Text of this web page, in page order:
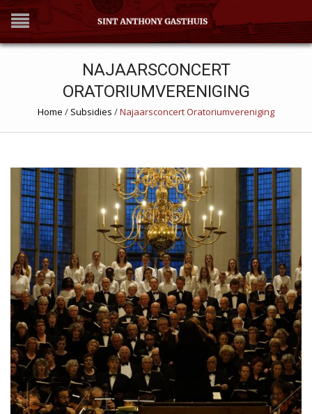
NAJAARSCONCERT
ORATORIUMVERENIGING
Home / Subsidies /Najaarsconcert Oratoriumvereniging